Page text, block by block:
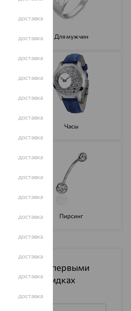
Для мужчин
Часы
Пирсинг
и первыми
о скидках
доставка
доставка
доставка
доставка
доставка
доставка
доставка
доставка
доставка
доставка
доставка
доставка
доставка
доставка
доставка